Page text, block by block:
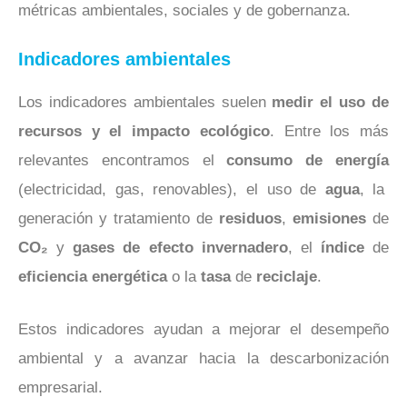
métricas ambientales, sociales y de gobernanza.
Indicadores ambientales
Los indicadores ambientales suelen medir el uso de
recursos y el impacto ecológico. Entre los más
relevantes encontramos elconsumo de energía
(electricidad, gas, renovables), el uso de agua, la
generación y tratamiento de residuos, emisiones de
CO₂ ygases de efecto invernadero, el índicede
eficiencia energéticao la tasade reciclaje.
Estos indicadores ayudan a mejorar el desempeño
ambiental y a avanzar hacia la descarbonización
empresarial.